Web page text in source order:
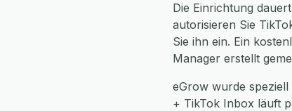
Die Einrichtung
autorisieren Sie
Sie ihn ein. Ein
Manager erstellt
eGrow wurde
+ TikTok Inbox läuft